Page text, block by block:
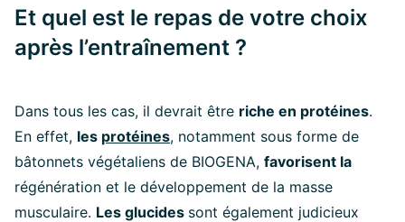
Et quel est le repas de votre choix
après l’entraînement ?
Dans tous les cas, il devrait être riche en protéines.
En effet, les protéines, notamment sous forme de
bâtonnets végétaliens de BIOGENA, favorisent la
régénération et le développement de la masse
musculaire. Les glucides sont également judicieux